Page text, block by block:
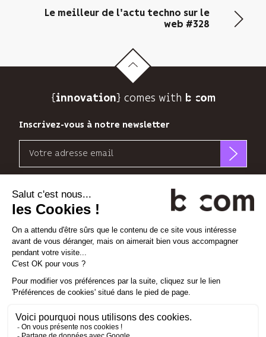
vous
audience.
pouvez
vous
désinscrire
tout
moment
grâce
au
lien
de
désabonnement
à
la
fin
chaque
email.
Le meilleur de l'actu techno sur le
web #328
{innovation} comes with b>
Inscrivez-vous à notre newsletter
b<>com
votre
adresse
email
que
pour
vous
envoyer
sa
et
suivre
Découvrez nos nouvelles dimensions
*l'Espace *
Gestion des cookies
Politique de confidentialité